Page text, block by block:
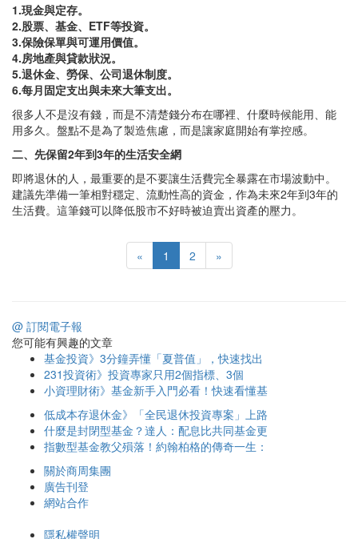
1.現金與定存。
2.股票、基金、ETF等投資。
3.保險保單與可運用價值。
4.房地產與貸款狀況。
5.退休金、勞保、公司退休制度。
6.每月固定支出與未來大筆支出。
很多人不是沒有錢，而是不清楚錢分布在哪裡、什麼時候能用、能
用多久。盤點不是為了製造焦慮，而是讓家庭開始有掌控感。
二、先保留2年到3年的生活安全網
即將退休的人，最重要的是不要讓生活費完全暴露在市場波動中。
建議先準備一筆相對穩定、流動性高的資金，作為未來2年到3年的
生活費。這筆錢可以降低股市不好時被迫賣出資產的壓力。
« 1 2 »
@ 訂閱電子報
您可能有興趣的文章
基金投資》3分鐘弄懂「夏普值」，快速找出
231投資術》投資專家只用2個指標、3個
小資理財術》基金新手入門必看！快速看懂基
低成本存退休金》「全民退休投資專案」上路
什麼是封閉型基金？達人：配息比共同基金更
指數型基金教父殞落！約翰柏格的傳奇一生：
關於商周集團
廣告刊登
網站合作
隱私權聲明